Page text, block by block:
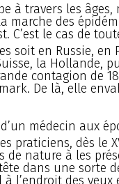
à travers les
marche des
C’est le cas de
soit en Russie, en
la Hollande,
contagion de
De là, elle
médecin aux
praticiens, dès le
nature à les
dans une sorte
l’endroit des